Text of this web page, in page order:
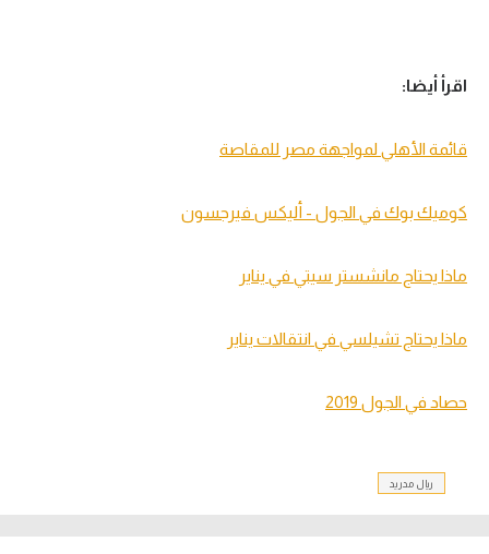
اقرأ أيضا:
قائمة الأهلي لمواجهة مصر للمقاصة
كوميك بوك في الجول - أليكس فيرجسون
ماذا يحتاج مانشستر سيتي في يناير
ماذا يحتاج تشيلسي في انتقالات يناير
حصاد في الجول 2019
ريال مدريد